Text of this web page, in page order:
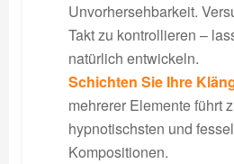
Unvorhersehbarkeit.
Takt zu kontrollieren –
natürlich entwickeln.
Schichten Sie Ihre
mehrerer Elemente führt
hypnotischsten und
Kompositionen.